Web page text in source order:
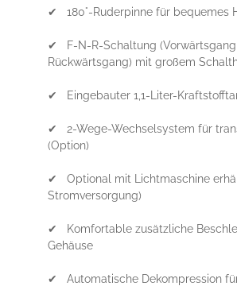
✔ 180°-Ruderpinne für bequemes
✔ F-N-R-Schaltung
Rückwärtsgang) mit großem
✔ Eingebauter 1,1-Liter-
✔ 2-Wege-Wechselsystem für
(Option)
✔ Optional mit Lichtmaschine
Stromversorgung)
✔ Komfortable zusätzliche
Gehäuse
✔ Automatische Dekompression